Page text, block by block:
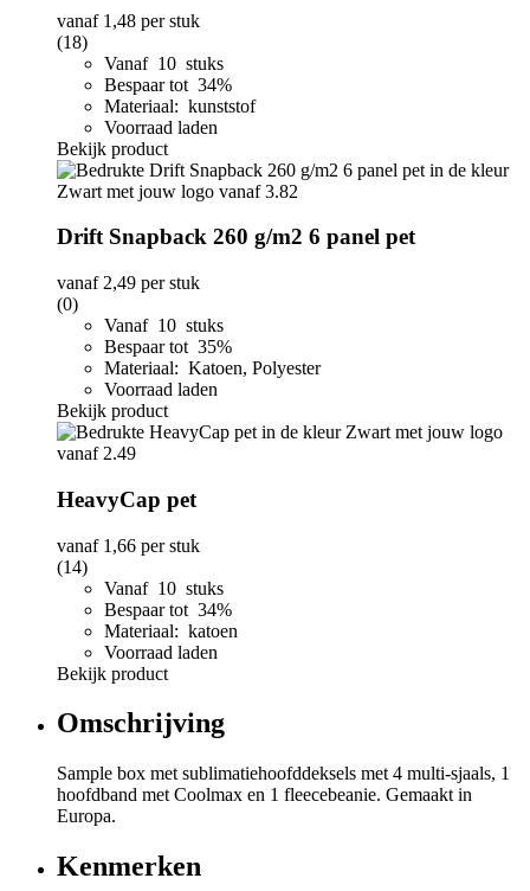
vanaf 1,48 per stuk
(18)
Vanaf 10 stuks
Bespaar tot 34%
Materiaal: kunststof
Voorraad laden
Bekijk product
Drift Snapback 260 g/m2 6 panel pet
vanaf 2,49 per stuk
(0)
Vanaf 10 stuks
Bespaar tot 35%
Materiaal: Katoen, Polyester
Voorraad laden
Bekijk product
HeavyCap pet
vanaf 1,66 per stuk
(14)
Vanaf 10 stuks
Bespaar tot 34%
Materiaal: katoen
Voorraad laden
Bekijk product
Omschrijving
Sample box met sublimatiehoofddeksels met 4 multi-sjaals, 1
hoofdband met Coolmax en 1 fleecebeanie. Gemaakt in
Europa.
Kenmerken